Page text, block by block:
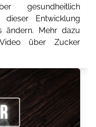
gesundheitlich
dieser Entwicklung
ändern. Mehr dazu
über Zucker